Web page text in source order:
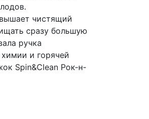
чистящий
сразу большую
ручка
и горячей
Spin&Clean Рок-н-